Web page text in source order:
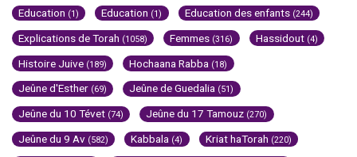
Education (1) Education (1) Education des enfants (244)
Explications de Torah (1058) Femmes (316) Hassidout (4)
Histoire Juive (189) Hochaana Rabba (18)
Jeûne d'Esther (69) Jeûne de Guedalia (51)
Jeûne du 10 Tévet (74) Jeûne du 17 Tamouz (270)
Jeûne du 9 Av (582) Kabbala (4) Kriat haTorah (220)